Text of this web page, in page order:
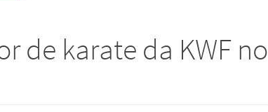
de karate da KWF no